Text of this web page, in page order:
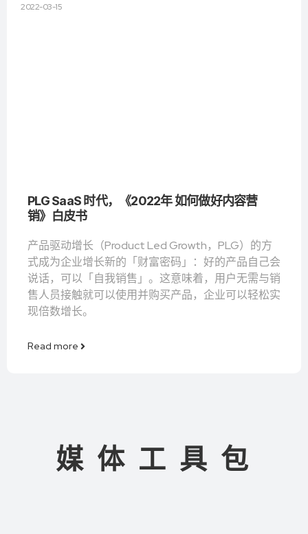
2022-03-15
PLG SaaS 时代，《2022年 如何做好内容营
销》白皮书
产品驱动增长（Product Led Growth，PLG）的方
式成为企业增长新的「财富密码」：好的产品自己会
说话，可以「自我销售」。这意味着，用户无需与销
售人员接触就可以使用并购买产品，企业可以轻松实
现倍数增长。
Read more
媒 体 工 具 包